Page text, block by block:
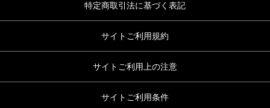
特定商取引法に基づく表記
サイトご利用規約
サイトご利用上の注意
サイトご利用条件